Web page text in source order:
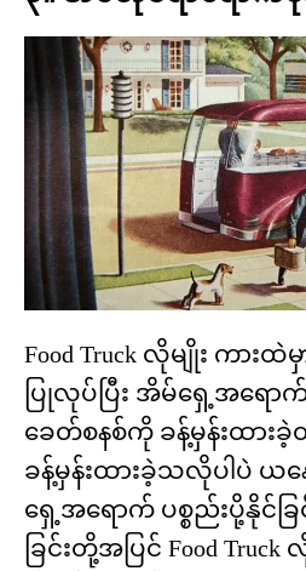
Food Truck လိုမျိုး ကား
ပြုလုပ်ပြီး အိမ်ရှေ့အရော
ခေတ်စနစ်ကို ခန့်မှန်းထားခဲ့
ခန့်မှန်းထားခဲ့သလိုပါပဲ ယ
ရှေ့အရောက် ပစ္စည်းပို့နိုင်ခ
ခြင်းတို့အပြင် Food